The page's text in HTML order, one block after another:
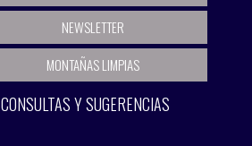
NEWSLETTER
MONTAÑAS LIMPIAS
CONSULTAS Y SUGERENCIAS